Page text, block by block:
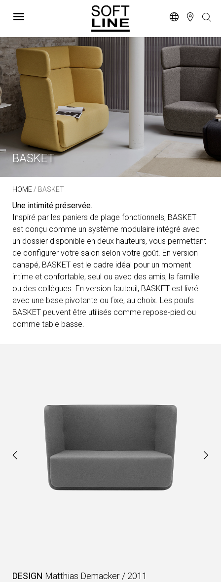
BASKET
HOME/ BASKET
Une intimité préservée.
Inspiré par les paniers de plage fonctionnels, BASKET
est conçu comme un système modulaire intégré avec
un dossier disponible en deux hauteurs, vous permettant
de configurer votre salon selon votre goût. En version
canapé, BASKET est le cadre idéal pour un moment
intime et confortable, seul ou avec des amis, la famille
ou des collègues. En version fauteuil, BASKET est livré
avec une base pivotante ou fixe, au choix. Les poufs
BASKET peuvent être utilisés comme repose-pied ou
comme table basse.
DESIGN Matthias Demacker / 2011